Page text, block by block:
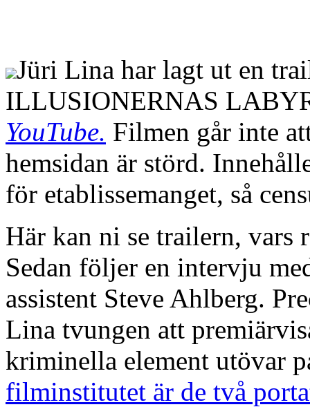
Jüri Lina har lagt ut en
ILLUSIONERNAS
YouTube. Filmen går inte
hemsidan är störd.
för etablissemanget, så
Här kan ni se trailern, vars
Sedan följer en intervju
assistent Steve Ahlberg.
Lina tvungen att
kriminella element utövar
filminstitutet är de två